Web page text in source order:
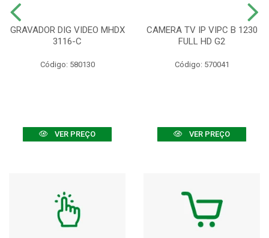
GRAVADOR DIG VIDEO MHDX
3116-C
Código: 580130
VER PREÇO
CAMERA TV IP VIPC B 1230
FULL HD G2
Código: 570041
VER PREÇO